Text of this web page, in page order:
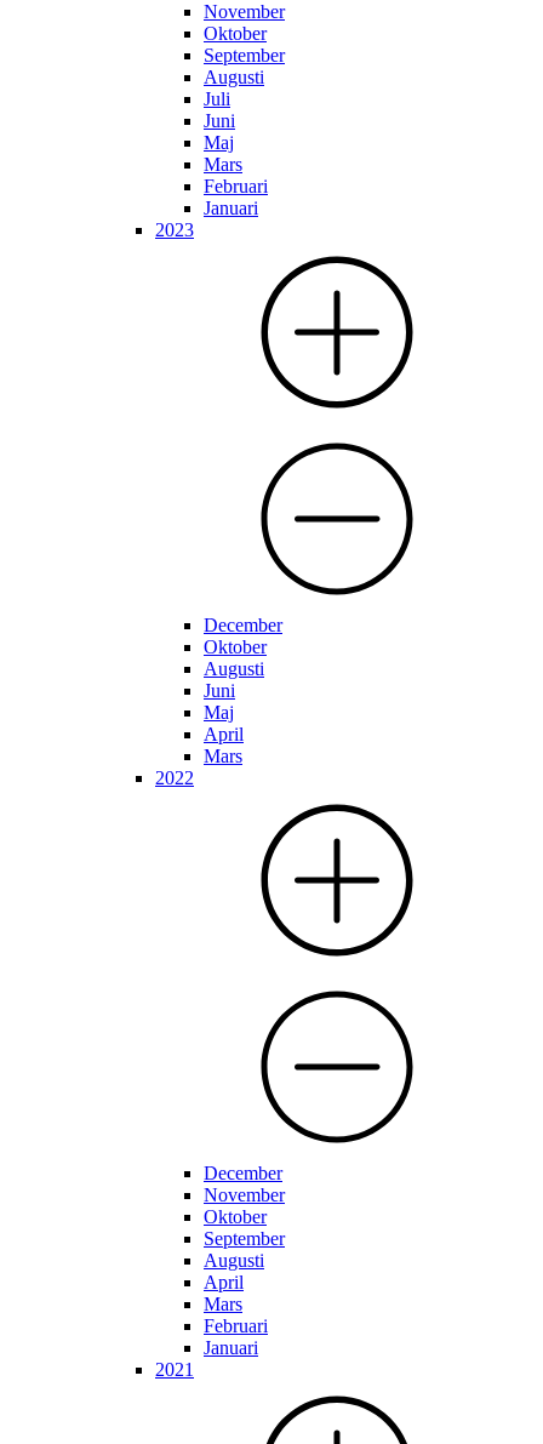
November
Oktober
September
Augusti
Juli
Juni
Maj
Mars
Februari
Januari
2023
December
Oktober
Augusti
Juni
Maj
April
Mars
2022
December
November
Oktober
September
Augusti
April
Mars
Februari
Januari
2021